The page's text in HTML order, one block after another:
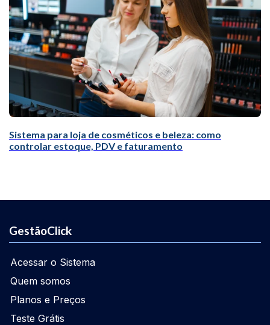
Sistema para loja de cosméticos e beleza: como
controlar estoque, PDV e faturamento
GestãoClick
Acessar o Sistema
Quem somos
Planos e Preços
Teste Grátis